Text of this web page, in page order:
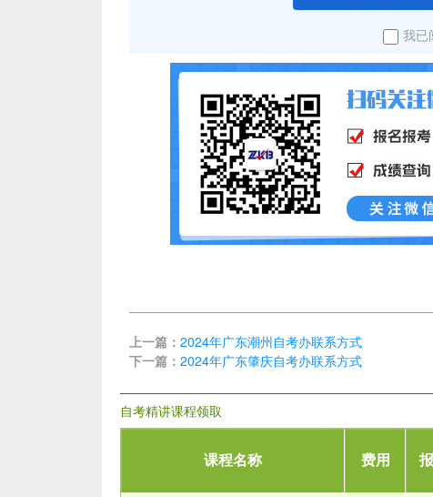
我已
上一篇： 2024年广东潮州自考办联系方式
下一篇： 2024年广东肇庆自考办联系方式
自考精讲课程领取
课程名称 费用